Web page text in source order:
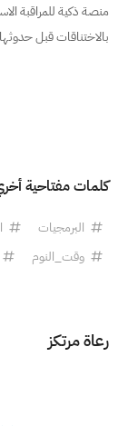
منصة ذكية للمراقبة
بالاختناقات قبل
كلمات مفتاحية
البرمجيات
وقت_النوم
رعاة مرتكز